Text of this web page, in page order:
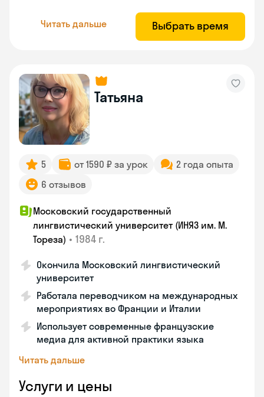
Читать дальше Выбрать время
Татьяна
5 от 1590 ₽ за урок
2 года опыта
6 отзывов
Московский государственный
лингвистический университет (ИНЯЗ им. М.
Тореза) • 1984 г.
Окончила Московский лингвистический
университет
Работала переводчиком на международных
мероприятиях во Франции и Италии
Использует современные французские
медиа для активной практики языка
Читать дальше
Услуги и цены